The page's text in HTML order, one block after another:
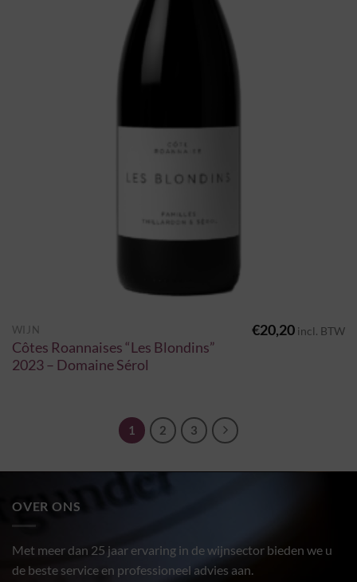
WIJN
Côtes Roannaises “Les Blondins”
2023 – Domaine Sérol
€20,20 incl. BTW
1 2 3
OVER ONS
Met meer dan 25 jaar ervaring in de wijnsector bieden we u
de beste service en professioneel advies aan.